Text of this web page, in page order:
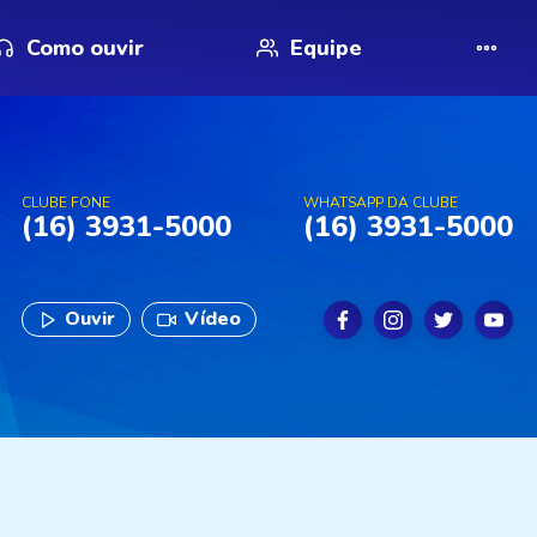
Como ouvir Equipe
CLUBE FONE
(16) 3931-5000
WHATSAPP DA CLUBE
(16) 3931-5000
Ouvir Vídeo